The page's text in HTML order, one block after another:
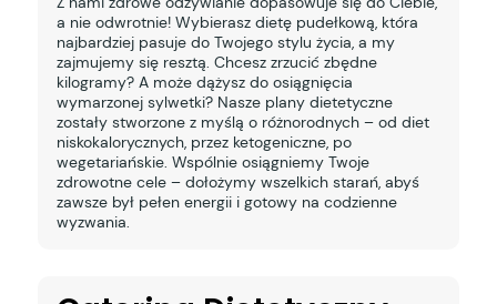
a nie odwrotnie! Wybierasz dietę pudełkową, która
najbardziej pasuje do Twojego stylu życia, a my
zajmujemy się resztą. Chcesz zrzucić zbędne
kilogramy? A może dążysz do osiągnięcia
wymarzonej sylwetki? Nasze plany dietetyczne
zostały stworzone z myślą o różnorodnych – od diet
niskokalorycznych, przez ketogeniczne, po
wegetariańskie. Wspólnie osiągniemy Twoje
zdrowotne cele – dołożymy wszelkich starań, abyś
zawsze był pełen energii i gotowy na codzienne
wyzwania.